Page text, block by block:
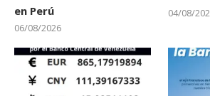
en Perú
06/08/2026
04/08/